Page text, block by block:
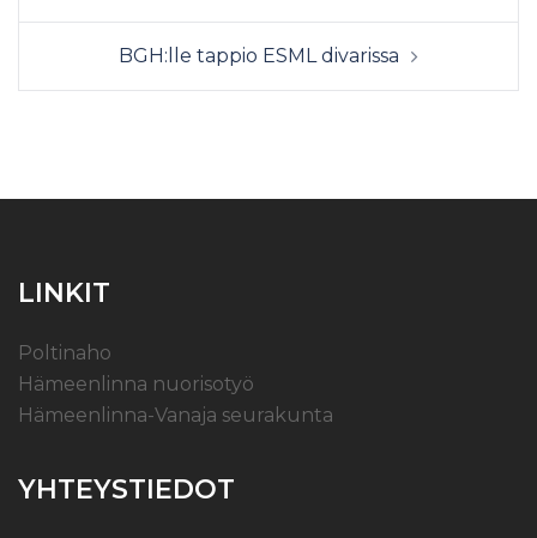
BGH:lle tappio ESML divarissa
LINKIT
Poltinaho
Hämeenlinna nuorisotyö
Hämeenlinna-Vanaja seurakunta
YHTEYSTIEDOT